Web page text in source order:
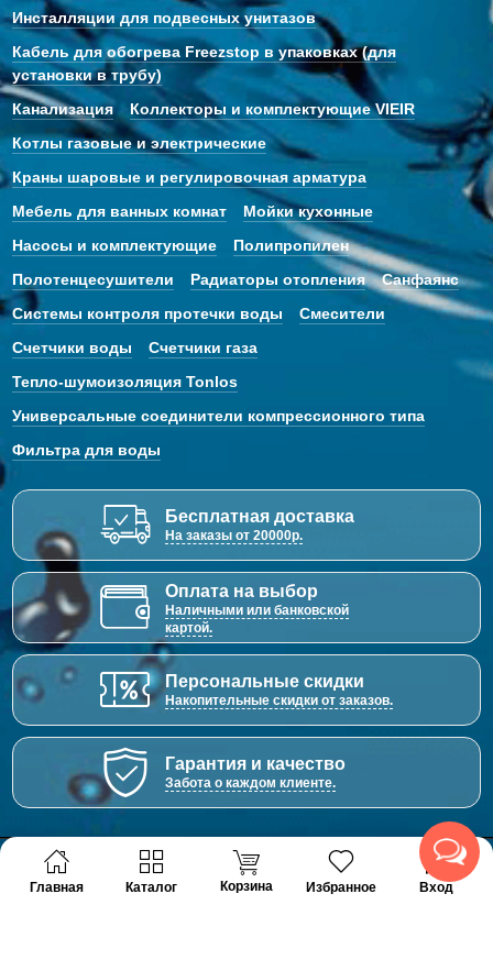
Главная Каталог Корзина Избранное Вход
Инсталляции для подвесных унитазов
Кабель для обогрева Freezstop в упаковках (для
установки в трубу)
Канализация
Коллекторы и комплектующие VIEIR
Котлы газовые и электрические
Краны шаровые и регулировочная арматура
Мебель для ванных комнат
Мойки кухонные
Насосы и комплектующие
Полипропилен
Полотенцесушители
Радиаторы отопления
Санфаянс
Системы контроля протечки воды
Смесители
Счетчики воды
Счетчики газа
Тепло-шумоизоляция Tonlos
Универсальные соединители компрессионного типа
Фильтра для воды
Бесплатная доставка
На заказы от 20000р.
Оплата на выбор
Наличными или банковской
картой.
Персональные скидки
Накопительные скидки от заказов.
Гарантия и качество
Забота о каждом клиенте.
Аквадом - товары для устройства водоснабжения,
отопления и канализации.